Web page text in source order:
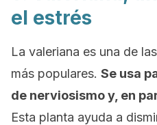
el estrés
La valeriana es una de
más populares. Se usa
de nerviosismo y, en
Esta planta ayuda a